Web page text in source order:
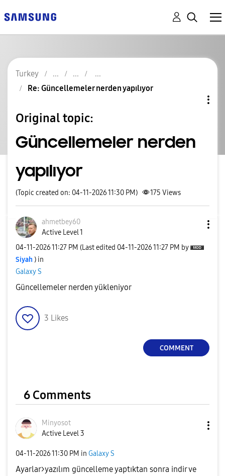
Turkey
Re: Güncellemeler nerden yapılıyor
Original topic:
Güncellemeler nerden
yapılıyor
(Topic created on: 04-11-2026 11:30 PM) 175 Views
ahmetbey60
Active Level 1
‎04-11-202611:27 PM (Last edited ‎04-11-202611:27 PM by
Siyah ) in
Galaxy S
Güncellemeler nerden yükleniyor
3 Likes
COMMENT
6 Comments
Minyosot
Active Level 3
‎04-11-202611:30 PM in Galaxy S
Ayarlar>yazılım güncelleme yaptıktan sonra indir ve